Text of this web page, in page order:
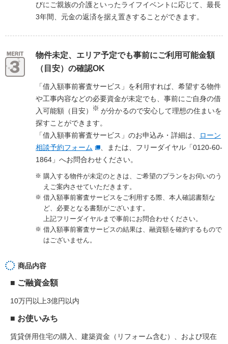
びにご親族の介護といったライフイベントに応じて、最長
3年間、元金の返済を据え置きすることができます。
物件未定、エリア予定でも事前にご利用可能金額
（目安）の確認OK
「借入額事前審査サービス」を利用すれば、希望する物件
や工事内容などの必要資金が未定でも、事前にご自身の借
入可能額（目安）
が分かるので安心して理想の住まいを
探すことができます。
「借入額事前審査サービス」のお申込み・詳細は、
ローン
相談予約フォーム
、または、フリーダイヤル「0120-60-
1864」へお問合わせください。
購入する物件が未定のときは、ご希望のプランをお伺いのう
えご案内させていただきます。
借入額事前審査サービスをご利用する際、本人確認書類な
ど、必要となる書類がございます。
上記フリーダイヤルまで事前にお問合わせください。
借入額事前審査サービスの結果は、融資額を確約するもので
はございません。
商品内容
■ ご融資金額
10万円以上3億円以内
■ お使いみち
賃貸併用住宅の購入、建築資金（リフォーム含む）、および現在